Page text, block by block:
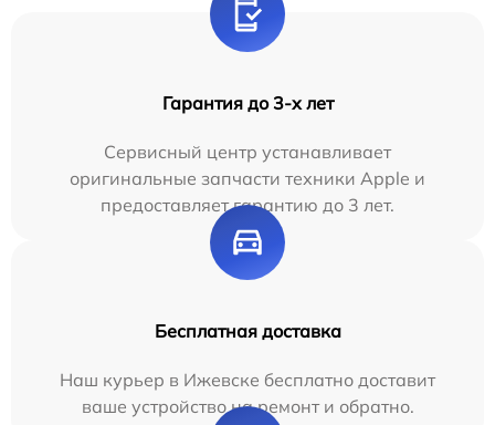
Гарантия до 3-х лет
Сервисный центр устанавливает
оригинальные запчасти техники Apple и
предоставляет гарантию до 3 лет.
Бесплатная доставка
Наш курьер в Ижевске бесплатно доставит
ваше устройство на ремонт и обратно.